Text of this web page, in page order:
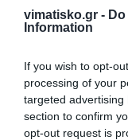
vimatisko.gr -
Information
If you wish to opt-
processing of your
targeted
section to confirm
opt-out request is
Η ανωνυμία είναι